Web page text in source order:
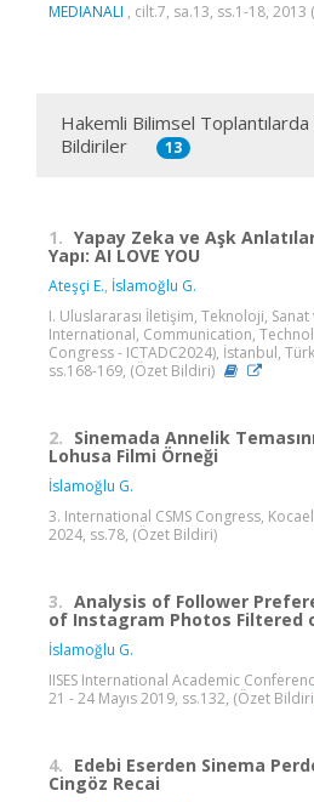
MEDIANALI , cilt.7, sa.13, ss.1-18,
Hakemli Bilimsel Toplantılarda
Bildiriler
13
1. Yapay Zeka ve Aşk
Yapı: AI LOVE YOU
Ateşçi E., İslamoğlu G.
I. Uluslararası İletişim, Teknoloji,
International, Communication,
Congress - ICTADC2024), İstanbul,
ss.168-169, (Özet Bildiri)
2. Sinemada Annelik
Lohusa Filmi Örneği
İslamoğlu G.
3. International CSMS Congress,
2024, ss.78, (Özet Bildiri)
3. Analysis of Follower
of Instagram Photos Filtered
İslamoğlu G.
IISES International Academic
21 - 24 Mayıs 2019, ss.132, (Özet
4. Edebi Eserden Sinema
Cingöz Recai